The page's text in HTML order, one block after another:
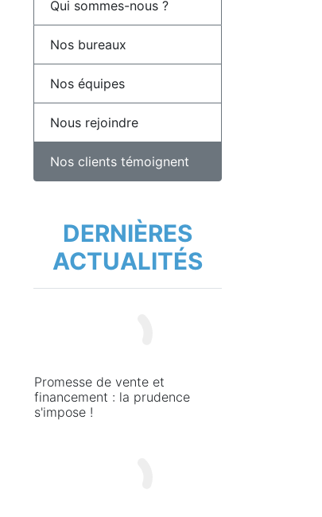
Qui sommes-nous ?
Nos bureaux
Nos équipes
Nous rejoindre
Nos clients témoignent
DERNIÈRES
ACTUALITÉS
Promesse de vente et
financement : la prudence
s'impose !